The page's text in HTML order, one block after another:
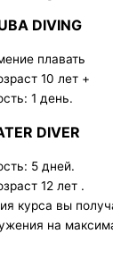
DIVING
плавать
10 лет +
1 день.
DIVER
5 дней.
12 лет .
курса вы
на